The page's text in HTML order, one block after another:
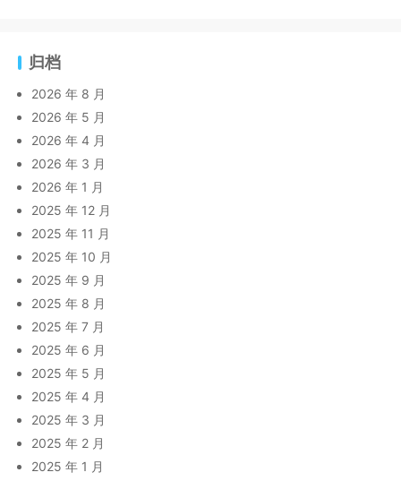
归档
2026 年 8 月
2026 年 5 月
2026 年 4 月
2026 年 3 月
2026 年 1 月
2025 年 12 月
2025 年 11 月
2025 年 10 月
2025 年 9 月
2025 年 8 月
2025 年 7 月
2025 年 6 月
2025 年 5 月
2025 年 4 月
2025 年 3 月
2025 年 2 月
2025 年 1 月